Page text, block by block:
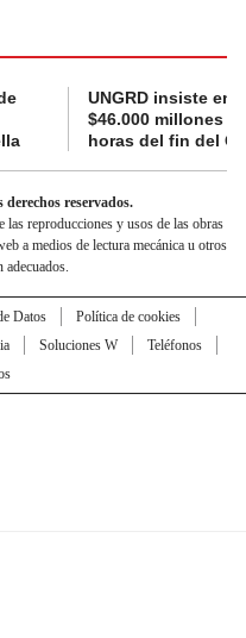
UNGRD insiste en
$46.000 millones
horas del fin del
reservados.
reproducciones y usos de las obras
a medios de lectura mecánica u otros
adecuados.
Datos
Política de cookies
Soluciones W
Teléfonos